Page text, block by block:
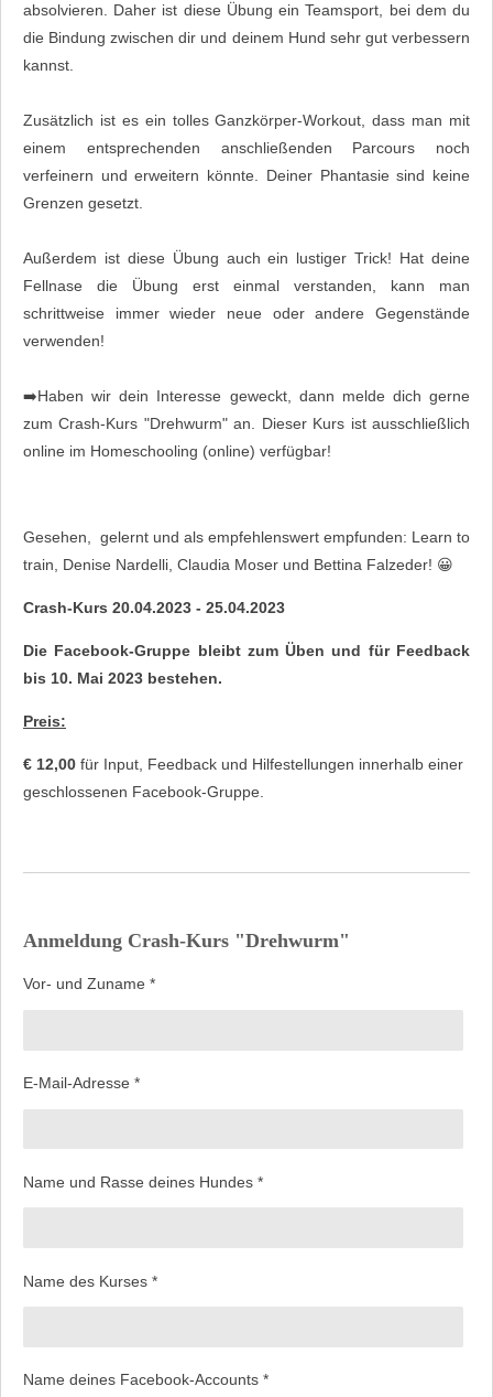
absolvieren. Daher ist diese Übung ein Teamsport, bei dem du
die Bindung zwischen dir und deinem Hund sehr gut verbessern
kannst.
Zusätzlich ist es ein tolles Ganzkörper-Workout, dass man mit
einem entsprechenden anschließenden Parcours noch
verfeinern und erweitern könnte. Deiner Phantasie sind keine
Grenzen gesetzt.
Außerdem ist diese Übung auch ein lustiger Trick! Hat deine
Fellnase die Übung erst einmal verstanden, kann man
schrittweise immer wieder neue oder andere Gegenstände
verwenden!
➡️Haben wir dein Interesse geweckt, dann melde dich gerne
zum Crash-Kurs "Drehwurm" an. Dieser Kurs ist ausschließlich
online im Homeschooling (online) verfügbar!
Gesehen, gelernt und als empfehlenswert empfunden: Learn to
train, Denise Nardelli, Claudia Moser und Bettina Falzeder! 😀
Crash-Kurs 20.04.2023 - 25.04.2023
Die Facebook-Gruppe bleibt zum Üben und für Feedback
bis 10. Mai 2023 bestehen.
Preis:
€ 12,00 für Input, Feedback und Hilfestellungen innerhalb einer
geschlossenen Facebook-Gruppe.
Anmeldung Crash-Kurs "Drehwurm"
Vor- und Zuname *
E-Mail-Adresse *
Name und Rasse deines Hundes *
Name des Kurses *
Name deines Facebook-Accounts *